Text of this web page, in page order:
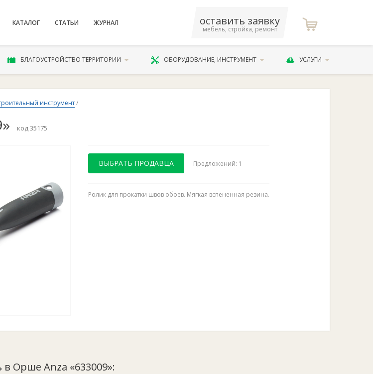
КАТАЛОГ СТАТЬИ ЖУРНАЛ оставить заявку
мебель, стройка, ремонт
БЛАГОУСТРОЙСТВО ТЕРРИТОРИИ ОБОРУДОВАНИЕ, ИНСТРУМЕНТ УСЛУГИ
инструмент/
код 35175
ВЫБРАТЬ ПРОДАВЦА Предложений: 1
Ролик для прокатки швов обоев. Мягкая вспененная резина.
в Орше Anza «633009»: